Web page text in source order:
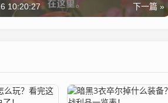
下一篇 »
10:20:27